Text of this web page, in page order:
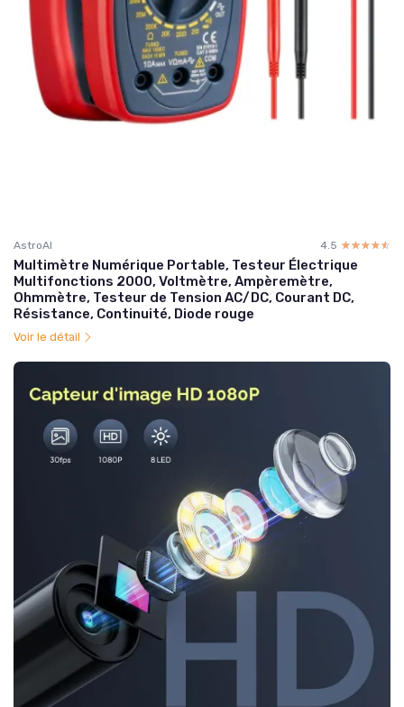
AstroAI 4.5 ☆☆☆☆☆
★★★★★
Multimètre Numérique Portable, Testeur Électrique
Multifonctions 2000, Voltmètre, Ampèremètre,
Ohmmètre, Testeur de Tension AC/DC, Courant DC,
Résistance, Continuité, Diode rouge
Voir le détail